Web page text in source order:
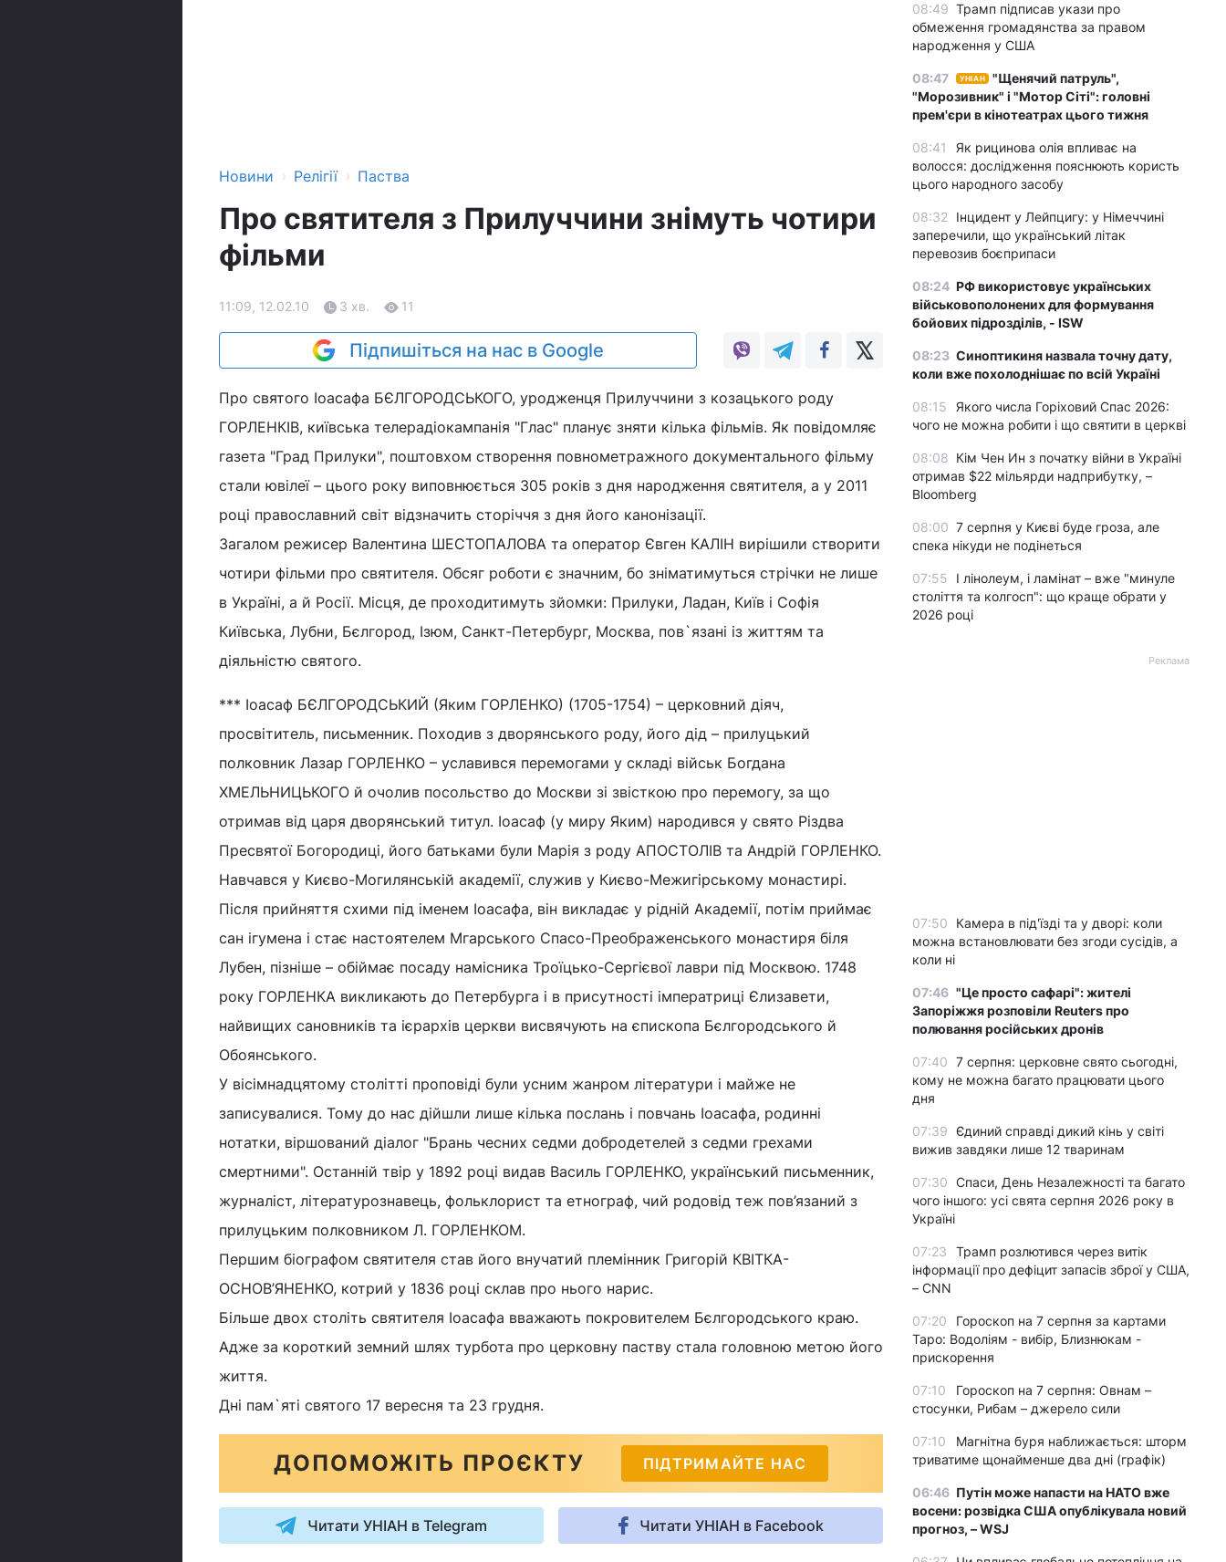
Новини › Релігії › Паства
Про святителя з Прилуччини знімуть чотири
фільми
11:09, 12.02.10 3 хв. 11
Підпишіться на нас в Google
Про святого Іоасафа БЄЛГОРОДСЬКОГО, уродженця Прилуччини з козацького роду
ГОРЛЕНКІВ, київська телерадіокампанія "Глас" планує зняти кілька фільмів. Як повідомляє
газета "Град Прилуки", поштовхом створення повнометражного документального фільму
стали ювілеї – цього року виповнюється 305 років з дня народження святителя, а у 2011
році православний світ відзначить сторіччя з дня його канонізації.
Загалом режисер Валентина ШЕСТОПАЛОВА та оператор Євген КАЛІН вирішили створити
чотири фільми про святителя. Обсяг роботи є значним, бо зніматимуться стрічки не лише
в Україні, а й Росії. Місця, де проходитимуть зйомки: Прилуки, Ладан, Київ і Софія
Київська, Лубни, Бєлгород, Ізюм, Санкт-Петербург, Москва, пов`язані із життям та
діяльністю святого.
*** Іоасаф БЄЛГОРОДСЬКИЙ (Яким ГОРЛЕНКО) (1705-1754) – церковний діяч,
просвітитель, письменник. Походив з дворянського роду, його дід – прилуцький
полковник Лазар ГОРЛЕНКО – уславився перемогами у складі військ Богдана
ХМЕЛЬНИЦЬКОГО й очолив посольство до Москви зі звісткою про перемогу, за що
отримав від царя дворянський титул. Іоасаф (у миру Яким) народився у свято Різдва
Пресвятої Богородиці, його батьками були Марія з роду АПОСТОЛІВ та Андрій ГОРЛЕНКО.
Навчався у Києво-Могилянській академії, служив у Києво-Межигірському монастирі.
Після прийняття схими під іменем Іоасафа, він викладає у рідній Академії, потім приймає
сан ігумена і стає настоятелем Мгарського Спасо-Преображенського монастиря біля
Лубен, пізніше – обіймає посаду намісника Троїцько-Сергієвої лаври під Москвою. 1748
року ГОРЛЕНКА викликають до Петербурга і в присутності імператриці Єлизавети,
найвищих сановників та ієрархів церкви висвячують на єпископа Бєлгородського й
Обоянського.
У вісімнадцятому столітті проповіді були усним жанром літератури і майже не
записувалися. Тому до нас дійшли лише кілька послань і повчань Іоасафа, родинні
нотатки, віршований діалог "Брань чесних седми добродетелей з седми грехами
смертними". Останній твір у 1892 році видав Василь ГОРЛЕНКО, український письменник,
журналіст, літературознавець, фольклорист та етнограф, чий родовід теж пов’язаний з
прилуцьким полковником Л. ГОРЛЕНКОМ.
Першим біографом святителя став його внучатий племінник Григорій КВІТКА-
ОСНОВ’ЯНЕНКО, котрий у 1836 році склав про нього нарис.
Більше двох століть святителя Іоасафа вважають покровителем Бєлгородського краю.
Адже за короткий земний шлях турбота про церковну паству стала головною метою його
життя.
Дні пам`яті святого 17 вересня та 23 грудня.
ДОПОМОЖІТЬ ПРОЄКТУ ПІДТРИМАЙТЕ НАС
Читати УНІАН в Telegram Читати УНІАН в Facebook
08:49 Трамп підписав укази про
обмеження громадянства за правом
народження у США
08:47 УНІАН
"Щенячий патруль",
"Морозивник" і "Мотор Сіті": головні
прем'єри в кінотеатрах цього тижня
08:41
Як рицинова олія впливає на
волосся: дослідження пояснюють користь
цього народного засобу
08:32
Інцидент у Лейпцигу: у Німеччині
заперечили, що український літак
перевозив боєприпаси
08:24 РФ використовує українських
військовополонених для формування
бойових підрозділів, - ISW
08:23 Синоптикиня назвала точну дату,
коли вже похолоднішає по всій Україні
08:15
Якого числа Горіховий Спас 2026:
чого не можна робити і що святити в церкві
08:08 Кім Чен Ин з початку війни в Україні
отримав $22 мільярди надприбутку, –
Bloomberg
08:00 7 серпня у Києві буде гроза, але
спека нікуди не подінеться
07:55
І лінолеум, і ламінат – вже "минуле
століття та колгосп": що краще обрати у
2026 році
Реклама
07:50
Камера в під'їзді та у дворі: коли
можна встановлювати без згоди сусідів, а
коли ні
07:46 "Це просто сафарі": жителі
Запоріжжя розповіли Reuters про
полювання російських дронів
07:40 7 серпня: церковне свято сьогодні,
кому не можна багато працювати цього
дня
07:39 Єдиний справді дикий кінь у світі
вижив завдяки лише 12 тваринам
07:30 Спаси, День Незалежності та багато
чого іншого: усі свята серпня 2026 року в
Україні
07:23
Трамп розлютився через витік
інформації про дефіцит запасів зброї у США,
– CNN
07:20
Гороскоп на 7 серпня за картами
Таро: Водоліям - вибір, Близнюкам -
прискорення
07:10
Гороскоп на 7 серпня: Овнам –
стосунки, Рибам – джерело сили
07:10
Магнітна буря наближається: шторм
триватиме щонайменше два дні (графік)
06:46 Путін може напасти на НАТО вже
восени: розвідка США опублікувала новий
прогноз, – WSJ